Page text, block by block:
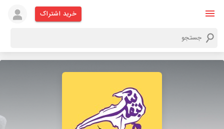
خرید اشتراک